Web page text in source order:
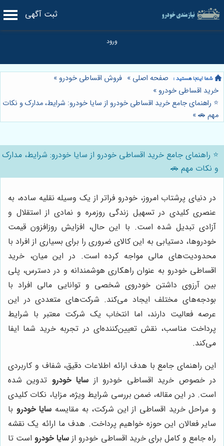
ثبت آگهی
صفحه اصلی » فروش اقساطی خودرو »
خرید اقساطی خودرو »
⭐️ راهنمای جامع خرید اقساطی خودرو از سایا خودرو: شرایط، مدارک و نکات
مهم 🚗»
⭐️ راهنمای جامع خرید اقساطی خودرو از سایا خودرو: شرایط، مدارک
و نکات مهم 🚗
در دنیای پرشتاب امروز، خودرو فراتر از یک وسیله نقلیه ساده، به
عنصری کلیدی در تسهیل زندگی روزمره و نمادی از استقلال و
آزادی تبدیل شده است. با این حال، افزایش روزافزون قیمت
خودروها، دستیابی به این کالای ضروری را برای بسیاری از افراد با
محدودیت‌های مالی مواجه کرده است. در این میان، خرید
اقساطی خودرو به عنوان راهکاری هوشمندانه و در دسترس، پلی
بین آرزوی داشتن خودروی شخصی و توانایی مالی افراد با
بودجه‌های مختلف ایجاد می‌کند. شرکت‌های متعددی در این
عرصه فعالیت دارند، اما انتخاب یک شرکت معتبر با شرایط
پرداخت مناسب، نقش تعیین‌کننده‌ای در تجربه خرید شما ایفا
می‌کند.
این راهنمای جامع با هدف ارائه اطلاعات دقیق، شفاف و کاربردی
در خصوص خرید اقساطی خودرو از سایا خودرو تدوین شده
است. در این مقاله، ضمن بررسی شرایط ویژه، مزایا، نکات کلیدی
و مراحل خرید اقساطی از این شرکت، به مقایسه سایا خودرو با
سایر فعالان این حوزه خواهیم پرداخت. هدف ما ارائه یک نقشه
راه جامع و کامل برای خرید اقساطی خودرو از سایا خودرواست تا